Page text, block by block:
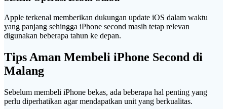
Apple terkenal memberikan dukungan update iOS dalam waktu
yang panjang sehingga iPhone second masih tetap relevan
digunakan beberapa tahun ke depan.
Tips Aman Membeli iPhone Second di
Malang
Sebelum membeli iPhone bekas, ada beberapa hal penting yang
perlu diperhatikan agar mendapatkan unit yang berkualitas.